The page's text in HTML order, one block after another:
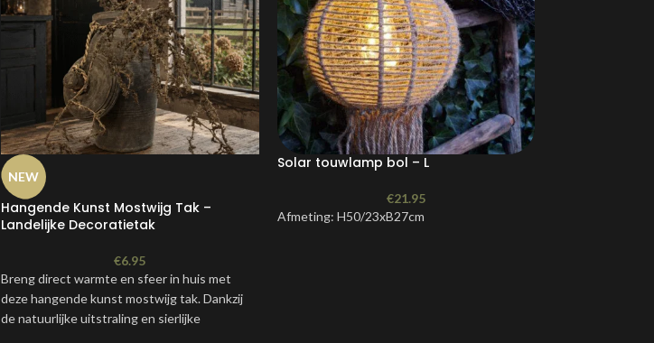
NEW
Hangende Kunst Mostwijg Tak –
Landelijke Decoratietak
€6.95
Breng direct warmte en sfeer in huis met
deze hangende kunst mostwijg tak. Dankzij
de natuurlijke uitstraling en sierlijke
Solar touwlamp bol – L
€21.95
Afmeting: H50/23xB27cm